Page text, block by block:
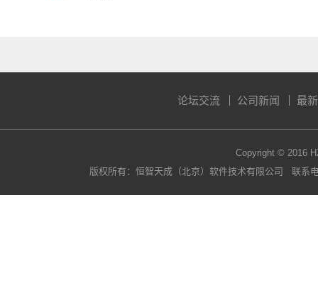
论坛交流 公司新闻 最
Copyright © 2016
版权所有：恒智天成（北京）软件技术有限公司 联系